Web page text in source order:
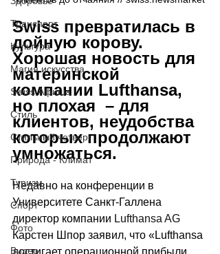
Транспорт
Культура
Магия искусства
Swiss Афиша
Стиль
Стильный четверг
Природа - Климат
Туризм
Спорт
Фото
Видео
Swiss превратилась в
дойную корову.
Хорошая новость для
материнской
компании Lufthansa,
но плохая  – для
клиентов, неудобства
которых продолжают
умножаться.
Недавно на конференции в
Университете Санкт-Галлена
директор компании Lufthansa AG
Карстен Шпор заявил, что «Lufthansa
достигает операционной прибыли,